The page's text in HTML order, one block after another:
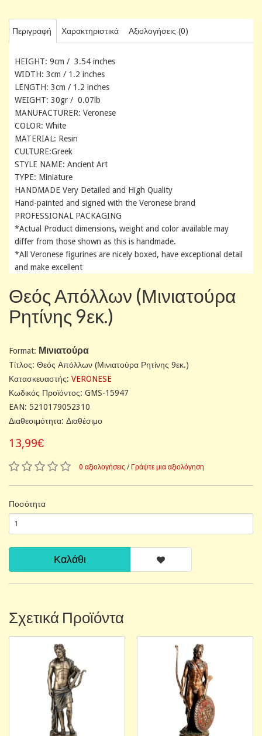
Περιγραφή Χαρακτηριστικά Αξιολογήσεις (0)
HEIGHT: 9cm / 3.54 inches
WIDTH: 3cm / 1.2 inches
LENGTH: 3cm / 1.2 inches
WEIGHT: 30gr / 0.07lb
MANUFACTURER: Veronese
COLOR: White
MATERIAL: Resin
CULTURE:Greek
STYLE NAME: Ancient Art
TYPE: Miniature
HANDMADE Very Detailed and High Quality
Hand-painted and signed with the Veronese brand
PROFESSIONAL PACKAGING
*Actual Product dimensions, weight and color available may
differ from those shown as this is handmade.
*All Veronese figurines are nicely boxed, have exceptional detail
and make excellent
Θεός Απόλλων (Μινιατούρα
Ρητίνης 9εκ.)
Format: Μινιατούρα
Tίτλος: Θεός Απόλλων (Μινιατούρα Ρητίνης 9εκ.)
Κατασκευαστής: VERONESE
Κωδικός Προϊόντος: GMS-15947
EAN: 5210179052310
Διαθεσιμότητα: Διαθέσιμο
13,99€
0 αξιολογήσεις / Γράψτε μια αξιολόγηση
Ποσότητα
Καλάθι
Σχετικά Προϊόντα